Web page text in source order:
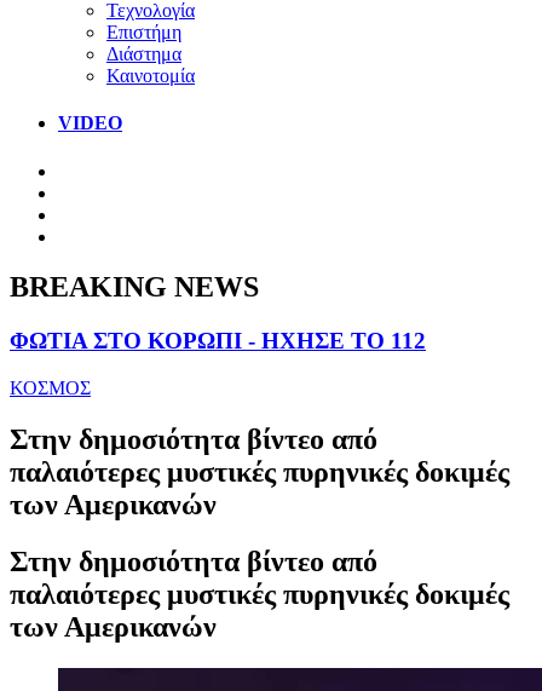
Τεχνολογία
Επιστήμη
Διάστημα
Καινοτομία
VIDEO
BREAKING NEWS
ΦΩΤΙΑ ΣΤΟ ΚΟΡΩΠΙ - ΗΧΗΣΕ ΤΟ 112
ΚΟΣΜΟΣ
Στην δημοσιότητα βίντεο από
παλαιότερες μυστικές πυρηνικές δοκιμές
των Αμερικανών
Στην δημοσιότητα βίντεο από
παλαιότερες μυστικές πυρηνικές δοκιμές
των Αμερικανών